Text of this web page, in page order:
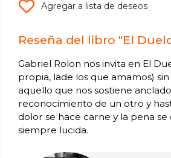
Agregar a lista de deseos
Reseña del libro "El
Gabriel Rolon nos invita en El
propia, lade los que amamos)
aquello que nos sostiene
reconocimiento de un otro y
dolor se hace carne y la pena
siempre lucida.